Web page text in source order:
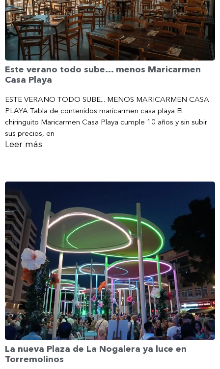
Este verano todo sube… menos Maricarmen
Casa Playa
ESTE VERANO TODO SUBE... MENOS MARICARMEN CASA
PLAYA Tabla de contenidos maricarmen casa playa El
chiringuito Maricarmen Casa Playa cumple 10 años y sin subir
sus precios, en
Leer más
La nueva Plaza de La Nogalera ya luce en
Torremolinos